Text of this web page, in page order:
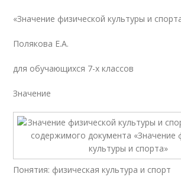
«Значение физической культуры и
Полякова Е.А.
для обучающихся 7-х классов
Значение
Понятия: физическая культура и спорт